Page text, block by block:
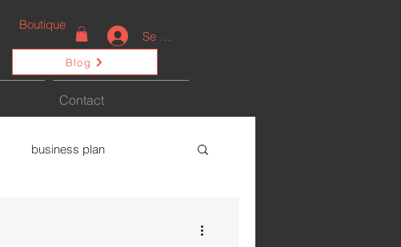
Se connecter
Boutique
Blog
Contact
business plan